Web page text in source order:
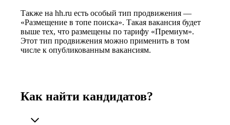
Также на hh.ru есть особый тип продвижения —
«Размещение в топе поиска». Такая вакансия будет
выше тех, что размещены по тарифу «Премиум».
Этот тип продвижения можно применить в том
числе к опубликованным вакансиям.
Как найти кандидатов?